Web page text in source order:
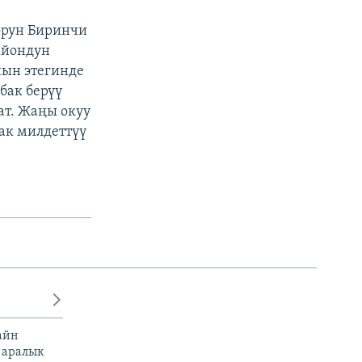
Биринчи
этегинде
берүү
Жаңы окуу
милдеттүү